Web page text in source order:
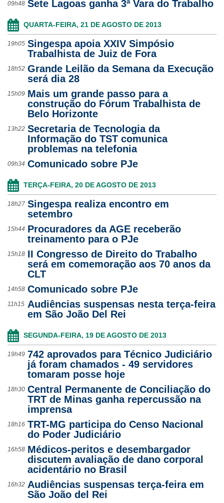
09h48 Sete Lagoas ganha 3ª Vara do Trabalho
QUARTA-FEIRA, 21 DE AGOSTO DE 2013
19h05 Singespa apoia XXIV Simpósio
Trabalhista de Juiz de Fora
18h52 Grande Leilão da Semana da Execução
será dia 28
15h09 Mais um grande passo para a
construção do Fórum Trabalhista de
Belo Horizonte
13h22 Secretaria de Tecnologia da
Informação do TST comunica
problemas na telefonia
09h34 Comunicado sobre PJe
TERÇA-FEIRA, 20 DE AGOSTO DE 2013
18h27 Singespa realiza encontro em
setembro
15h44 Procuradores da AGE receberão
treinamento para o PJe
15h18 II Congresso de Direito do Trabalho
será em comemoração aos 70 anos da
CLT
14h58 Comunicado sobre PJe
11h15 Audiências suspensas nesta terça-feira
em São João Del Rei
SEGUNDA-FEIRA, 19 DE AGOSTO DE 2013
19h49 742 aprovados para Técnico Judiciário
já foram chamados - 49 servidores
tomaram posse hoje
18h30 Central Permanente de Conciliação do
TRT de Minas ganha repercussão na
imprensa
18h16 TRT-MG participa do Censo Nacional
do Poder Judiciário
16h58 Médicos-peritos e desembargador
discutem avaliação de dano corporal
acidentário no Brasil
16h32 Audiências suspensas terça-feira em
São João del Rei